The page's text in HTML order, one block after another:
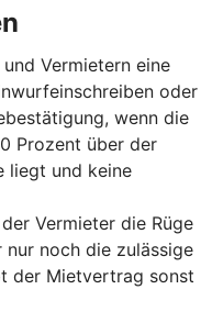
Vermietern eine
oder
wenn die
Prozent über der
liegt und keine
Vermieter die Rüge
noch die zulässige
der Mietvertrag sonst